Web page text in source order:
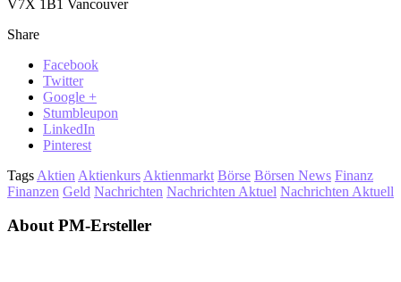
V7X 1B1 Vancouver
Share
Facebook
Twitter
Google +
Stumbleupon
LinkedIn
Pinterest
Tags Aktien Aktienkurs Aktienmarkt Börse Börsen News Finanz
Finanzen Geld Nachrichten Nachrichten Aktuel Nachrichten Aktuell
About PM-Ersteller